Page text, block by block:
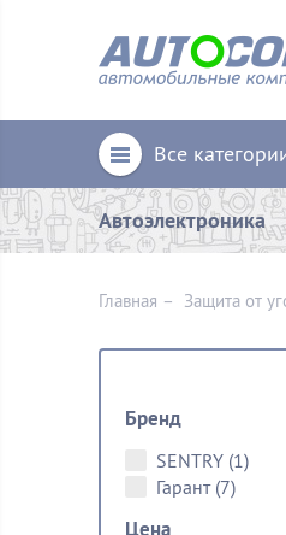
Все
Автоэлектроника
Главная – Защита от
Бренд
SENTRY (1)
Гарант (7)
Цена